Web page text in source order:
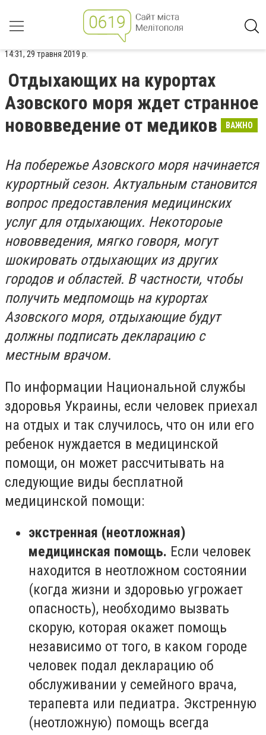
14:31, 29 травня 2019 р.
Отдыхающих на курортах
Азовского моря ждет странное
нововведение от медиков
ВАЖНО
На побережье Азовского моря начинается
курортный сезон. Актуальным становится
вопрос предоставления медицинских
услуг для отдыхающих. Некотороые
нововведения, мягко говоря, могут
шокировать отдыхающих из других
городов и областей. В частности, чтобы
получить медпомощь на курортах
Азовского моря, отдыхающие будут
должны подписать декларацию с
местным врачом.
По информации Национальной службы
здоровья Украины, если человек приехал
на отдых и так случилось, что он или его
ребенок нуждается в медицинской
помощи, он может рассчитывать на
следующие виды бесплатной
медицинской помощи:
экстренная (неотложная)
медицинская помощь. Если человек
находится в неотложном состоянии
(когда жизни и здоровью угрожает
опасность), необходимо вызвать
скорую, которая окажет помощь
независимо от того, в каком городе
человек подал декларацию об
обслуживании у семейного врача,
терапевта или педиатра. Экстренную
(неотложную) помощь всегда